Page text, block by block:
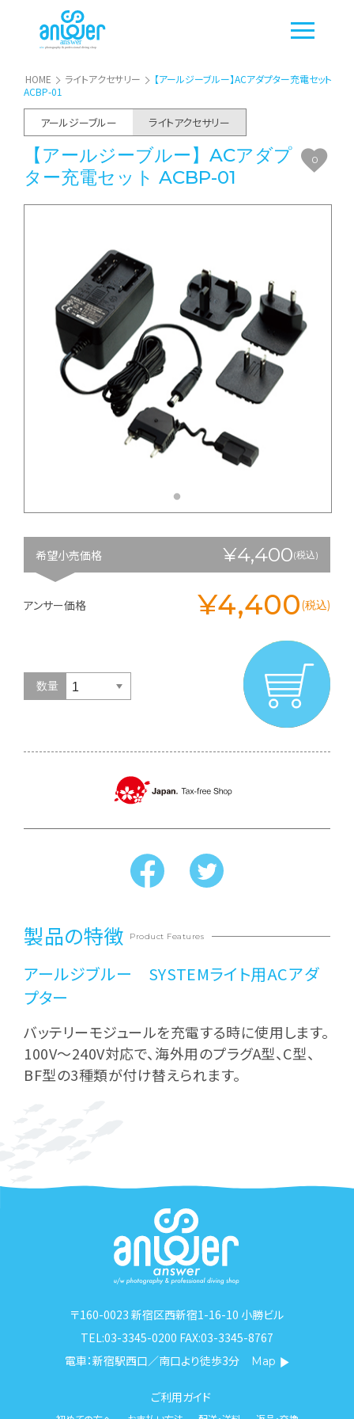
HOME ライトアクセサリー
【アールジーブルー】ACアダプター充電セット
ACBP-01
アールジーブルー ライトアクセサリー
【アールジーブルー】ACアダプ
ター充電セット ACBP-01
0
希望小売価格 ¥4,400(税込)
アンサー価格 ¥4,400 (税込)
数量
製品の特徴 Product Features
アールジブルー SYSTEMライト用ACアダ
プター
バッテリーモジュールを充電する時に使用します。
100V〜240V対応で、海外用のプラグA型、C型、
BF型の3種類が付け替えられます。
〒160-0023 新宿区西新宿1-16-10 小勝ビル
TEL:03-3345-0200 FAX:03-3345-8767
電車：新宿駅西口／南口より徒歩3分
Map
ご利用ガイド